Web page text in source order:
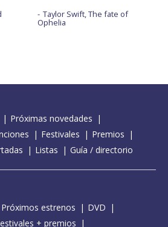
Taylor Swift, The fate of
Ophelia
Próximas novedades
Festivales
Premios
Listas Guía / directorio
Próximos estrenos
DVD
+ premios